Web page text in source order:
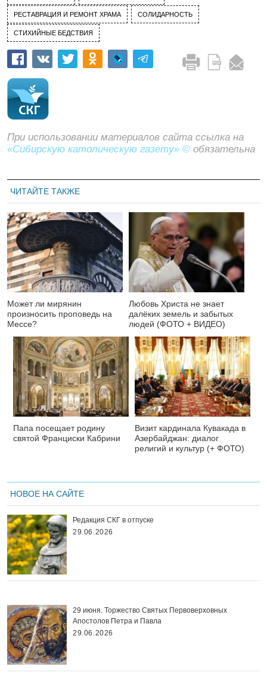
РЕСТАВРАЦИЯ И РЕМОНТ ХРАМА СОЛИДАРНОСТЬ
СТИХИЙНЫЕ БЕДСТВИЯ
При использовании материалов сайта ссылка на
«Сибирскую католическую газету» © обязательна
ЧИТАЙТЕ ТАКЖЕ
Может ли мирянин
произносить проповедь на
Мессе?
Любовь Христа не знает
далёких земель и забытых
людей (ФОТО + ВИДЕО)
Папа посещает родину
святой Франциски Кабрини
Визит кардинала Кувакада в
Азербайджан: диалог
религий и культур (+ ФОТО)
НОВОЕ НА САЙТЕ
Редакция СКГ в отпуске
29.06.2026
29 июня. Торжество Святых Первоверховных
Апостолов Петра и Павла
29.06.2026